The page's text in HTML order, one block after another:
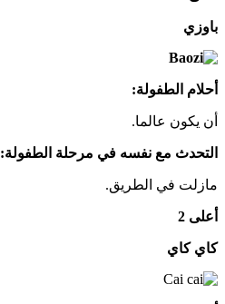
باوزي
أحلام الطفولة:
أن يكون عالما.
التحدث مع نفسه في مرحلة الطفولة:
مازلت في الطريق.
أعلى 2
كاي كاي